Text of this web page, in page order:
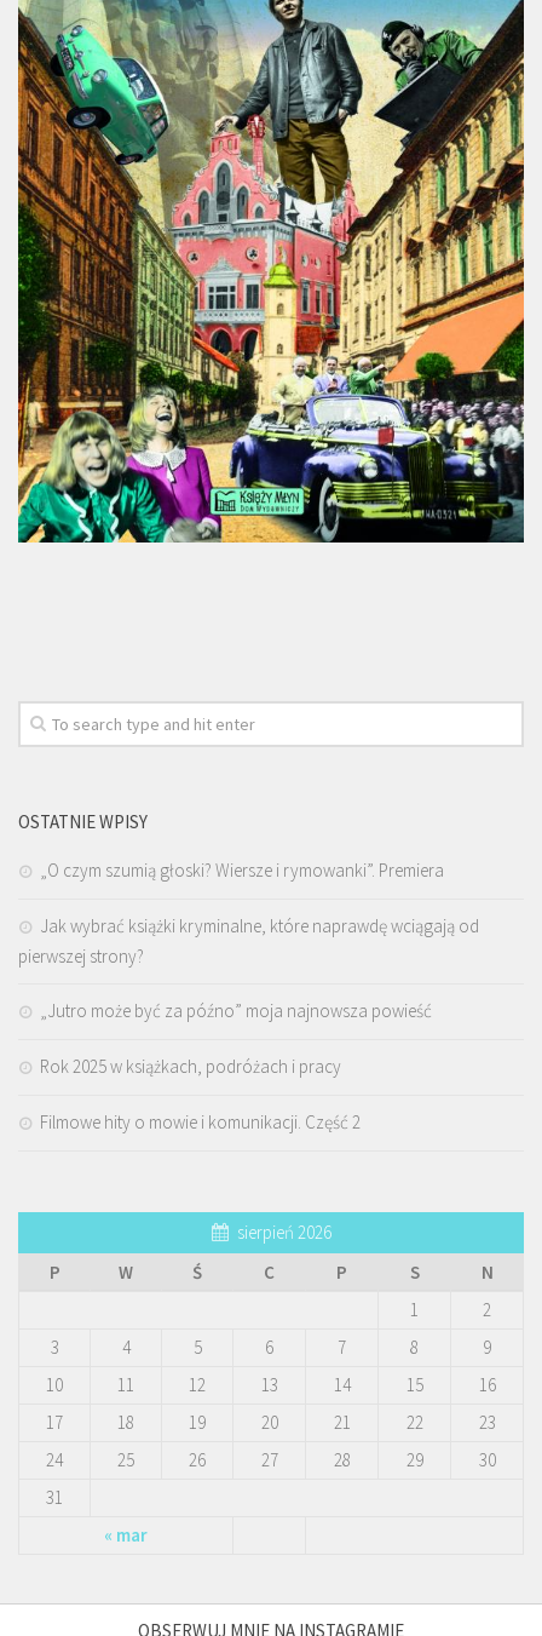
OSTATNIE WPISY
„O czym szumią głoski? Wiersze i rymowanki”. Premiera
Jak wybrać książki kryminalne, które naprawdę wciągają od
pierwszej strony?
„Jutro może być za późno” moja najnowsza powieść
Rok 2025 w książkach, podróżach i pracy
Filmowe hity o mowie i komunikacji. Część 2
sierpień 2026
P
W Ś C P S N
« mar
1
2
3
4 5 6 7 8
9
10
11 12 13 14 15
16
17
18 19 20 21 22
23
24
25 26 27 28 29
30
31
OBSERWUJ MNIE NA INSTAGRAMIE